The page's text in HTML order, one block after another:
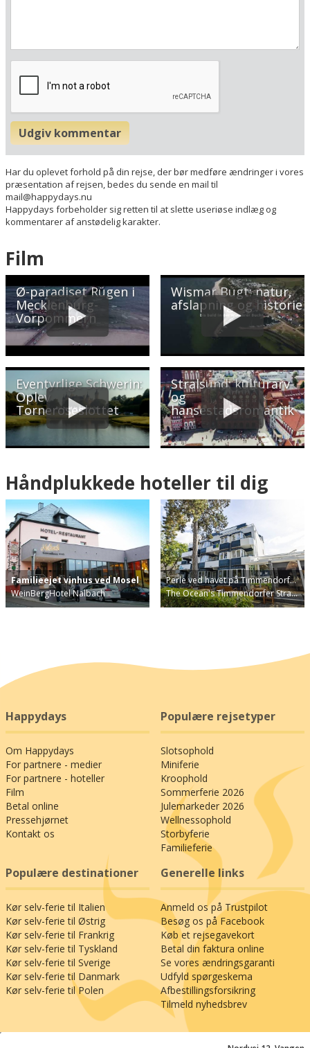
Udgiv kommentar
Har du oplevet forhold på din rejse, der bør medføre ændringer i vores
præsentation af rejsen, bedes du sende en mail til
mail@happydays.nu
Happydays forbeholder sig retten til at slette useriøse indlæg og
kommentarer af anstødelig karakter.
Film
Ø-paradiset Rügen i
Mecklenburg-
Vorpommern
Wismar Bugt: natur,
afslapning og historie
Eventyrlige Schwerin:
Oplev
Torneroseslottet
Stralsund: kulturarv
og
hansestadsromantik
Håndplukkede hoteller til dig
Familieejet vinhus ved Mosel
WeinBergHotel Nalbach
Perle ved havet på Timmendorf…
The Ocean's Timmendorfer Stra…
Happydays
Om Happydays
For partnere - medier
For partnere - hoteller
Film
Betal online
Pressehjørnet
Kontakt os
Populære rejsetyper
Slotsophold
Miniferie
Kroophold
Sommerferie 2026
Julemarkeder 2026
Wellnessophold
Storbyferie
Familieferie
Populære destinationer
Kør selv-ferie til Italien
Kør selv-ferie til Østrig
Kør selv-ferie til Frankrig
Kør selv-ferie til Tyskland
Kør selv-ferie til Sverige
Kør selv-ferie til Danmark
Kør selv-ferie til Polen
Generelle links
Anmeld os på Trustpilot
Besøg os på Facebook
Køb et rejsegavekort
Betal din faktura online
Se vores ændringsgaranti
Udfyld spørgeskema
Afbestillingsforsikring
Tilmeld nyhedsbrev